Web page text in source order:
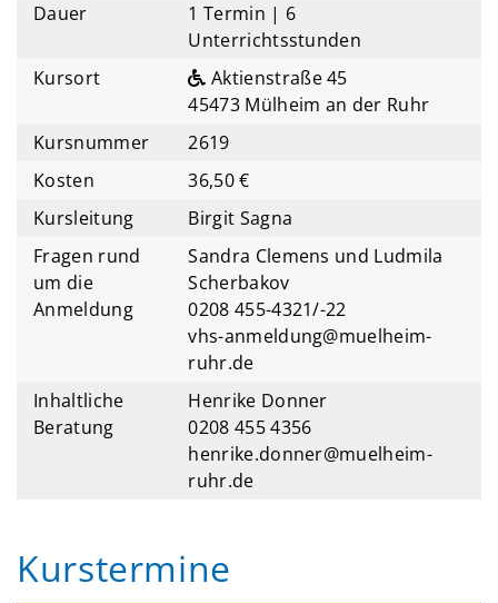
Dauer
1 Termin | 6
Unterrichtsstunden
Kursort
Aktienstraße 45
45473 Mülheim an der Ruhr
Kursnummer
2619
Kosten
36,50 €
Kursleitung
Birgit Sagna
Fragen rund
um die
Anmeldung
Sandra Clemens und Ludmila
Scherbakov
0208 455-4321/-22
vhs-anmeldung@muelheim-
ruhr.de
Inhaltliche
Beratung
Henrike Donner
0208 455 4356
henrike.donner@muelheim-
ruhr.de
Kurstermine